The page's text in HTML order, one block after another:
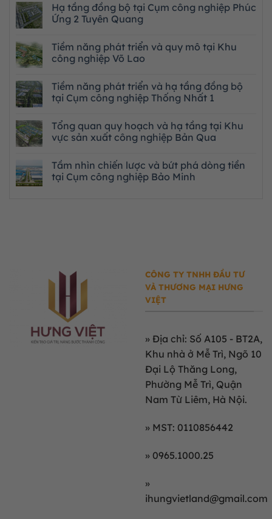
Hạ tầng đồng bộ tại Cụm công nghiệp Phúc
Ứng 2 Tuyên Quang
Tiềm năng phát triển và quy mô tại Khu
công nghiệp Võ Lao
Tiềm năng phát triển và hạ tầng đồng bộ
tại Cụm công nghiệp Thống Nhất 1
Tổng quan quy hoạch và hạ tầng tại Khu
vực sản xuất công nghiệp Bản Qua
Tầm nhìn chiến lược và bứt phá dòng tiền
tại Cụm công nghiệp Bảo Minh
CÔNG TY TNHH ĐẦU TƯ
VÀ THƯƠNG MẠI HƯNG
VIỆT
» Địa chỉ: Số A105 - BT2A,
Khu nhà ở Mễ Trì, Ngõ 10
Đại Lộ Thăng Long,
Phường Mễ Trì, Quận
Nam Từ Liêm, Hà Nội.
» MST: 0110856442
» 0965.1000.25
»
ihungvietland@gmail.com